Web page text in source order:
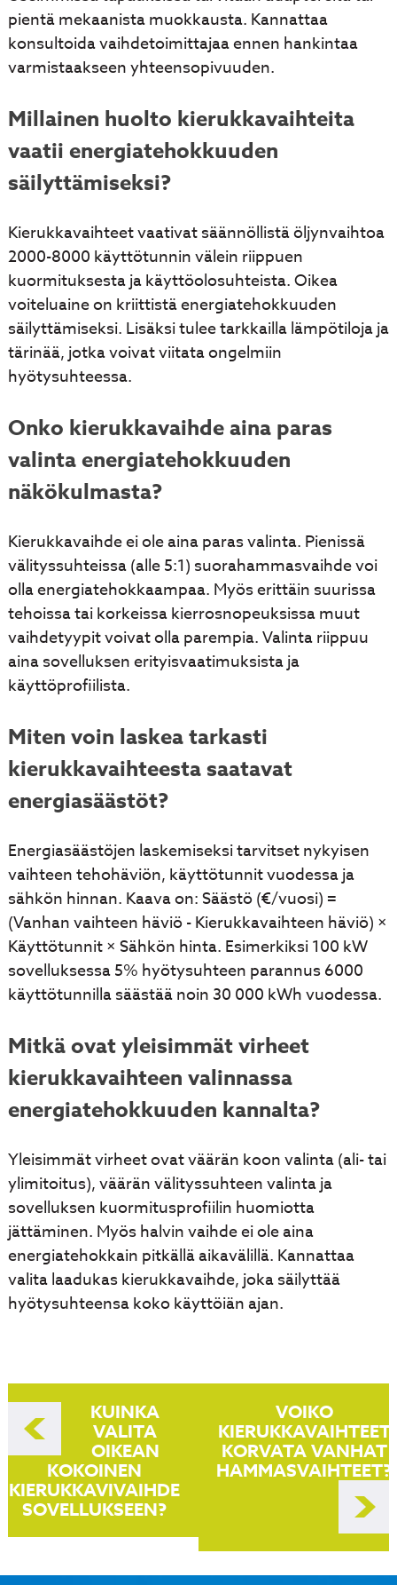
pientä mekaanista muokkausta. Kannattaa
konsultoida vaihdetoimittajaa ennen hankintaa
varmistaakseen yhteensopivuuden.
Millainen huolto kierukkavaihteita
vaatii energiatehokkuuden
säilyttämiseksi?
Kierukkavaihteet vaativat säännöllistä öljynvaihtoa
2000-8000 käyttötunnin välein riippuen
kuormituksesta ja käyttöolosuhteista. Oikea
voiteluaine on kriittistä energiatehokkuuden
säilyttämiseksi. Lisäksi tulee tarkkailla lämpötiloja ja
tärinää, jotka voivat viitata ongelmiin
hyötysuhteessa.
Onko kierukkavaihde aina paras
valinta energiatehokkuuden
näkökulmasta?
Kierukkavaihde ei ole aina paras valinta. Pienissä
välityssuhteissa (alle 5:1) suorahammasvaihde voi
olla energiatehokkaampaa. Myös erittäin suurissa
tehoissa tai korkeissa kierrosnopeuksissa muut
vaihdetyypit voivat olla parempia. Valinta riippuu
aina sovelluksen erityisvaatimuksista ja
käyttöprofiilista.
Miten voin laskea tarkasti
kierukkavaihteesta saatavat
energiasäästöt?
Energiasäästöjen laskemiseksi tarvitset nykyisen
vaihteen tehohäviön, käyttötunnit vuodessa ja
sähkön hinnan. Kaava on: Säästö (€/vuosi) =
(Vanhan vaihteen häviö - Kierukkavaihteen häviö) ×
Käyttötunnit × Sähkön hinta. Esimerkiksi 100 kW
sovelluksessa 5% hyötysuhteen parannus 6000
käyttötunnilla säästää noin 30 000 kWh vuodessa.
Mitkä ovat yleisimmät virheet
kierukkavaihteen valinnassa
energiatehokkuuden kannalta?
Yleisimmät virheet ovat väärän koon valinta (ali- tai
ylimitoitus), väärän välityssuhteen valinta ja
sovelluksen kuormitusprofiilin huomiotta
jättäminen. Myös halvin vaihde ei ole aina
energiatehokkain pitkällä aikavälillä. Kannattaa
valita laadukas kierukkavaihde, joka säilyttää
hyötysuhteensa koko käyttöiän ajan.
Artikkelien
selaus
KUINKA
VALITA
OIKEAN
KOKOINEN
KIERUKKAVIVAIHDE
SOVELLUKSEEN?
VOIKO
KIERUKKAVAIHTEET
KORVATA VANHAT
HAMMASVAIHTEET?